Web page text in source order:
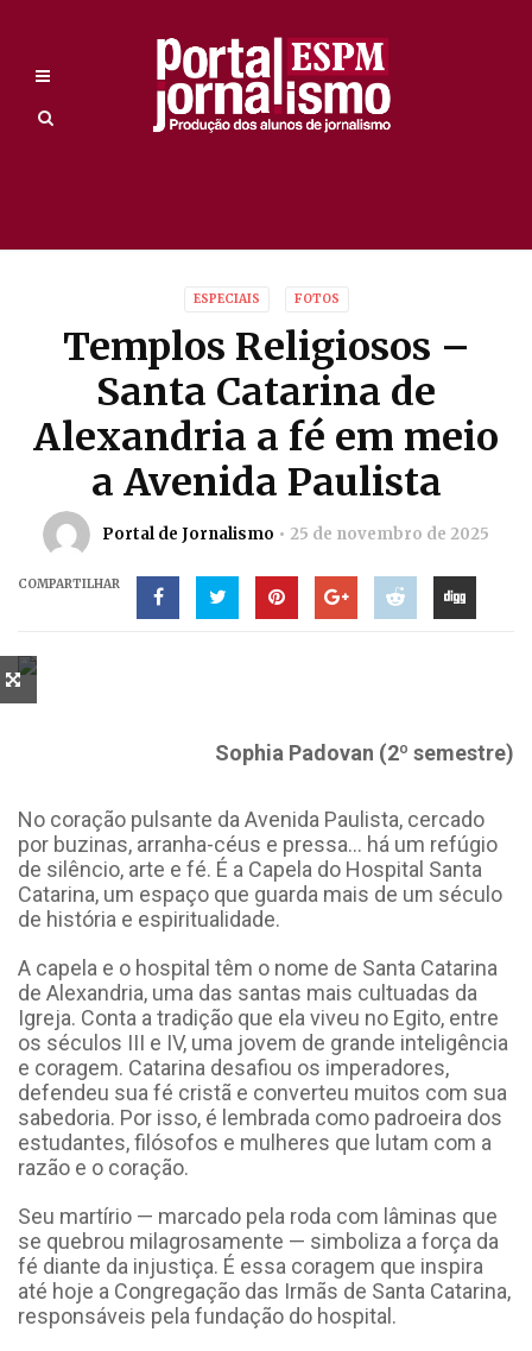
ESPECIAIS FOTOS
Templos Religiosos –
Santa Catarina de
Alexandria a fé em meio
a Avenida Paulista
Portal de Jornalismo 25 de novembro de 2025
COMPARTILHAR
Sophia Padovan (2º semestre)
No coração pulsante da Avenida Paulista, cercado
por buzinas, arranha-céus e pressa… há um refúgio
de silêncio, arte e fé. É a Capela do Hospital Santa
Catarina, um espaço que guarda mais de um século
de história e espiritualidade.
A capela e o hospital têm o nome de Santa Catarina
de Alexandria, uma das santas mais cultuadas da
Igreja. Conta a tradição que ela viveu no Egito, entre
os séculos III e IV, uma jovem de grande inteligência
e coragem. Catarina desafiou os imperadores,
defendeu sua fé cristã e converteu muitos com sua
sabedoria. Por isso, é lembrada como padroeira dos
estudantes, filósofos e mulheres que lutam com a
razão e o coração.
Seu martírio — marcado pela roda com lâminas que
se quebrou milagrosamente — simboliza a força da
fé diante da injustiça. É essa coragem que inspira
até hoje a Congregação das Irmãs de Santa Catarina,
responsáveis pela fundação do hospital.